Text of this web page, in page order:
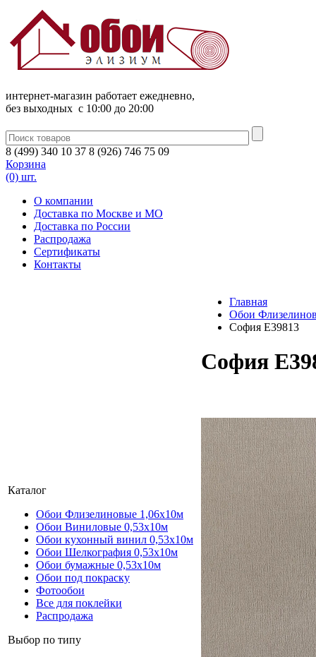
интернет-магазин работает ежедневно,
без выходных c 10:00 до 20:00
8 (499) 340 10 37 8 (926) 746 75 09
Корзина
(0) шт.
О компании
Доставка по Москве и МО
Доставка по России
Распродажа
Сертификаты
Контакты
Каталог
Обои Флизелиновые 1,06х10м
Обои Виниловые 0,53х10м
Обои кухонный винил 0,53х10м
Обои Шелкография 0,53x10м
Обои бумажные 0,53х10м
Обои под покраску
Фотообои
Все для поклейки
Распродажа
Выбор по типу
Главная
Обои
София Е39813
София